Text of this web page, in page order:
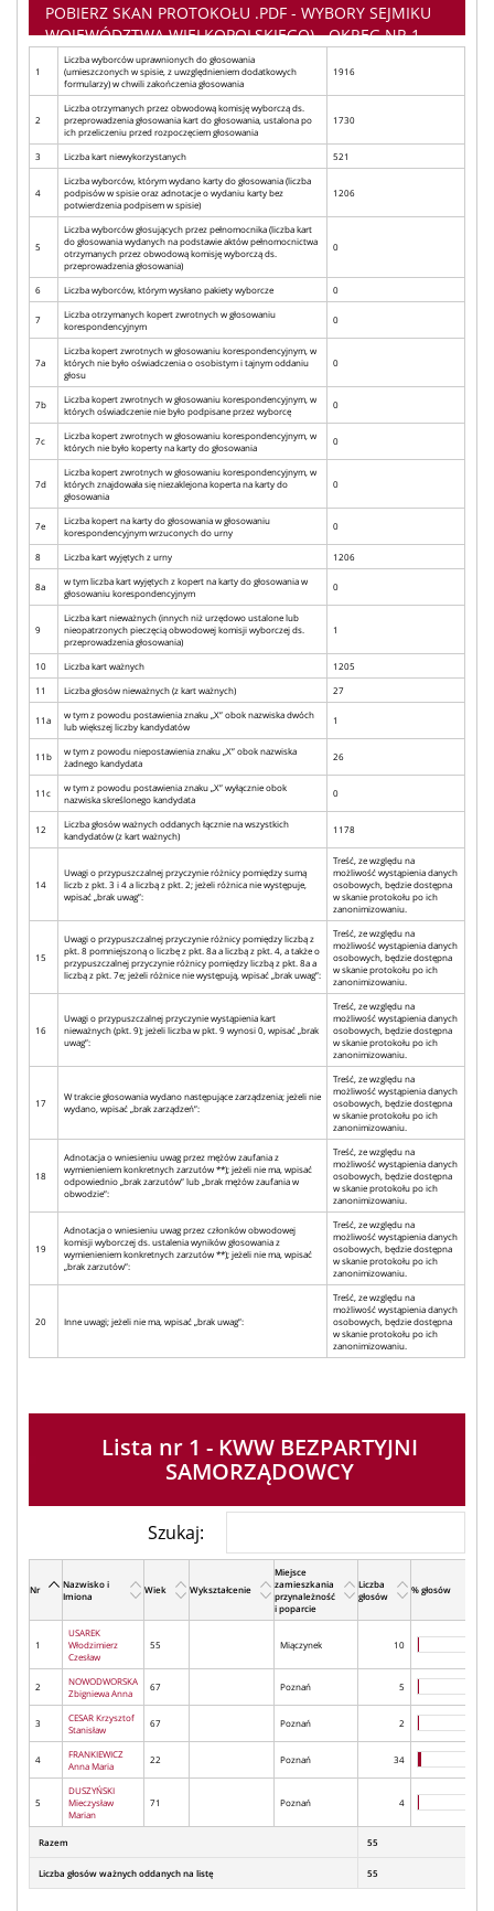
POBIERZ SKAN PROTOKOŁU .PDF - WYBORY SEJMIKU
WOJEWÓDZTWA WIELKOPOLSKIEGO) - OKRĘG NR 1
1
Liczba wyborców uprawnionych do głosowania
(umieszczonych w spisie, z uwzględnieniem dodatkowych
formularzy) w chwili zakończenia głosowania
1916
2
Liczba otrzymanych przez obwodową komisję wyborczą ds.
przeprowadzenia głosowania kart do głosowania, ustalona po
ich przeliczeniu przed rozpoczęciem głosowania
1730
3 Liczba kart niewykorzystanych 521
4
Liczba wyborców, którym wydano karty do głosowania (liczba
podpisów w spisie oraz adnotacje o wydaniu karty bez
potwierdzenia podpisem w spisie)
1206
5
Liczba wyborców głosujących przez pełnomocnika (liczba kart
do głosowania wydanych na podstawie aktów pełnomocnictwa
otrzymanych przez obwodową komisję wyborczą ds.
przeprowadzenia głosowania)
0
6 Liczba wyborców, którym wysłano pakiety wyborcze 0
7
Liczba otrzymanych kopert zwrotnych w głosowaniu
korespondencyjnym
0
7a
Liczba kopert zwrotnych w głosowaniu korespondencyjnym, w
których nie było oświadczenia o osobistym i tajnym oddaniu
głosu
0
7b
Liczba kopert zwrotnych w głosowaniu korespondencyjnym, w
których oświadczenie nie było podpisane przez wyborcę
0
7c
Liczba kopert zwrotnych w głosowaniu korespondencyjnym, w
których nie było koperty na karty do głosowania
0
7d
Liczba kopert zwrotnych w głosowaniu korespondencyjnym, w
których znajdowała się niezaklejona koperta na karty do
głosowania
0
7e
Liczba kopert na karty do głosowania w głosowaniu
korespondencyjnym wrzuconych do urny
0
8 Liczba kart wyjętych z urny 1206
8a
w tym liczba kart wyjętych z kopert na karty do głosowania w
głosowaniu korespondencyjnym
0
9
Liczba kart nieważnych (innych niż urzędowo ustalone lub
nieopatrzonych pieczęcią obwodowej komisji wyborczej ds.
przeprowadzenia głosowania)
1
10 Liczba kart ważnych
1205
11
Liczba głosów nieważnych (z kart ważnych) 27
11a
w tym z powodu postawienia znaku „X” obok nazwiska dwóch
lub większej liczby kandydatów
1
11b
w tym z powodu niepostawienia znaku „X” obok nazwiska
żadnego kandydata
26
11c
w tym z powodu postawienia znaku „X” wyłącznie obok
nazwiska skreślonego kandydata
0
12
Liczba głosów ważnych oddanych łącznie na wszystkich
kandydatów (z kart ważnych)
1178
14
Uwagi o przypuszczalnej przyczynie różnicy pomiędzy sumą
liczb z pkt. 3 i 4 a liczbą z pkt. 2; jeżeli różnica nie występuje,
wpisać „brak uwag”:
Treść, ze względu na
możliwość wystąpienia danych
osobowych, będzie dostępna
w skanie protokołu po ich
zanonimizowaniu.
15
Uwagi o przypuszczalnej przyczynie różnicy pomiędzy liczbą z
pkt. 8 pomniejszoną o liczbę z pkt. 8a a liczbą z pkt. 4, a także o
przypuszczalnej przyczynie różnicy pomiędzy liczbą z pkt. 8a a
liczbą z pkt. 7e; jeżeli różnice nie występują, wpisać „brak uwag”:
Treść, ze względu na
możliwość wystąpienia danych
osobowych, będzie dostępna
w skanie protokołu po ich
zanonimizowaniu.
16
Uwagi o przypuszczalnej przyczynie wystąpienia kart
nieważnych (pkt. 9); jeżeli liczba w pkt. 9 wynosi 0, wpisać „brak
uwag”:
Treść, ze względu na
możliwość wystąpienia danych
osobowych, będzie dostępna
w skanie protokołu po ich
zanonimizowaniu.
17
W trakcie głosowania wydano następujące zarządzenia; jeżeli nie
wydano, wpisać „brak zarządzeń”:
Treść, ze względu na
możliwość wystąpienia danych
osobowych, będzie dostępna
w skanie protokołu po ich
zanonimizowaniu.
18
Adnotacja o wniesieniu uwag przez mężów zaufania z
wymienieniem konkretnych zarzutów **); jeżeli nie ma, wpisać
odpowiednio „brak zarzutów” lub „brak mężów zaufania w
obwodzie”:
Treść, ze względu na
możliwość wystąpienia danych
osobowych, będzie dostępna
w skanie protokołu po ich
zanonimizowaniu.
19
Adnotacja o wniesieniu uwag przez członków obwodowej
komisji wyborczej ds. ustalenia wyników głosowania z
wymienieniem konkretnych zarzutów **); jeżeli nie ma, wpisać
„brak zarzutów”:
Treść, ze względu na
możliwość wystąpienia danych
osobowych, będzie dostępna
w skanie protokołu po ich
zanonimizowaniu.
20 Inne uwagi; jeżeli nie ma, wpisać „brak uwag”:
Treść, ze względu na
możliwość wystąpienia danych
osobowych, będzie dostępna
w skanie protokołu po ich
zanonimizowaniu.
Lista nr 1 - KWW BEZPARTYJNI
SAMORZĄDOWCY
Szukaj:
Nr
Nazwisko i
Imiona
Wiek Wykształcenie
Miejsce
zamieszkania
przynależność
i poparcie
Liczba
głosów
% głosów
1
USAREK
Włodzimierz
Czesław
55 Miączynek 10
2
NOWODWORSKA
Zbigniewa Anna
67 Poznań 5
3
CESAR Krzysztof
Stanisław
67 Poznań 2
4
FRANKIEWICZ
Anna Maria
22 Poznań 34
5
DUSZYŃSKI
Mieczysław
Marian
71 Poznań 4
Razem 55
Liczba głosów ważnych oddanych na listę 55